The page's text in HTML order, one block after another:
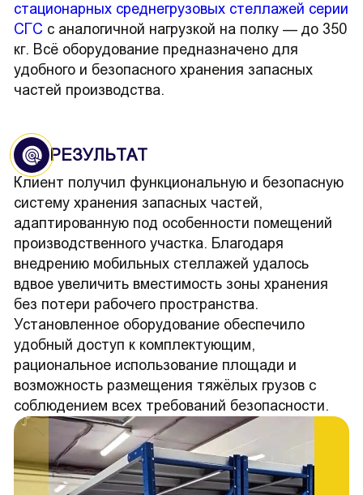
стационарных среднегрузовых стеллажей серии
СГС с аналогичной нагрузкой на полку — до 350
кг. Всё оборудование предназначено для
удобного и безопасного хранения запасных
частей производства.
РЕЗУЛЬТАТ
Клиент получил функциональную и безопасную
систему хранения запасных частей,
адаптированную под особенности помещений
производственного участка. Благодаря
внедрению мобильных стеллажей удалось
вдвое увеличить вместимость зоны хранения
без потери рабочего пространства.
Установленное оборудование обеспечило
удобный доступ к комплектующим,
рациональное использование площади и
возможность размещения тяжёлых грузов с
соблюдением всех требований безопасности.